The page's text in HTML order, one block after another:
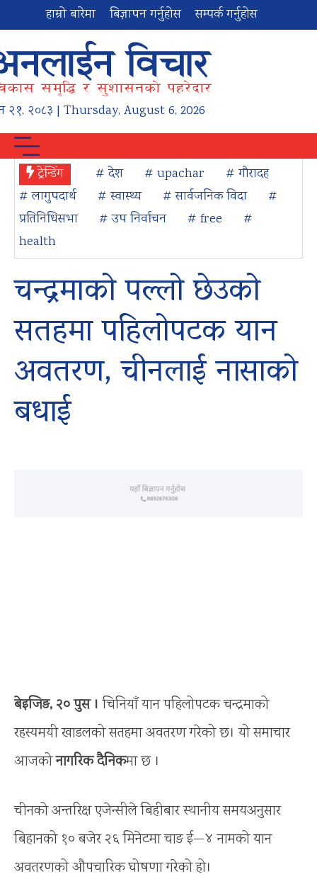
हाम्रो बारेमा बिज्ञापन गर्नुहोस सम्पर्क गर्नुहोस
२१, २०८३ | Thursday, August 6, 2026
ट्रेन्डिंग # देश # upachar
# गौरादह
# लागुपदार्थ
# स्वास्थ्य # सार्वजनिक विदा
#
प्रतिनिधिसभा
# उप निर्वाचन # free
#
health
चन्द्रमाको पल्लो छेउको
सतहमा पहिलोपटक यान
अवतरण, चीनलाई नासाको
बधाई
बेइजिङ, २० पुस । चिनियाँ यान पहिलोपटक चन्द्रमाको
रहस्यमयी खाडलको सतहमा अवतरण गरेको छ। यो समाचार
आजकोनागरिक दैनिकमा छ ।
चीनको अन्तरिक्ष एजेन्सीले बिहीबार स्थानीय समयअनुसार
बिहानको १० बजेर २६ मिनेटमा चाङ ई—४ नामको यान
अवतरणको औपचारिक घोषणा गरेको हो।